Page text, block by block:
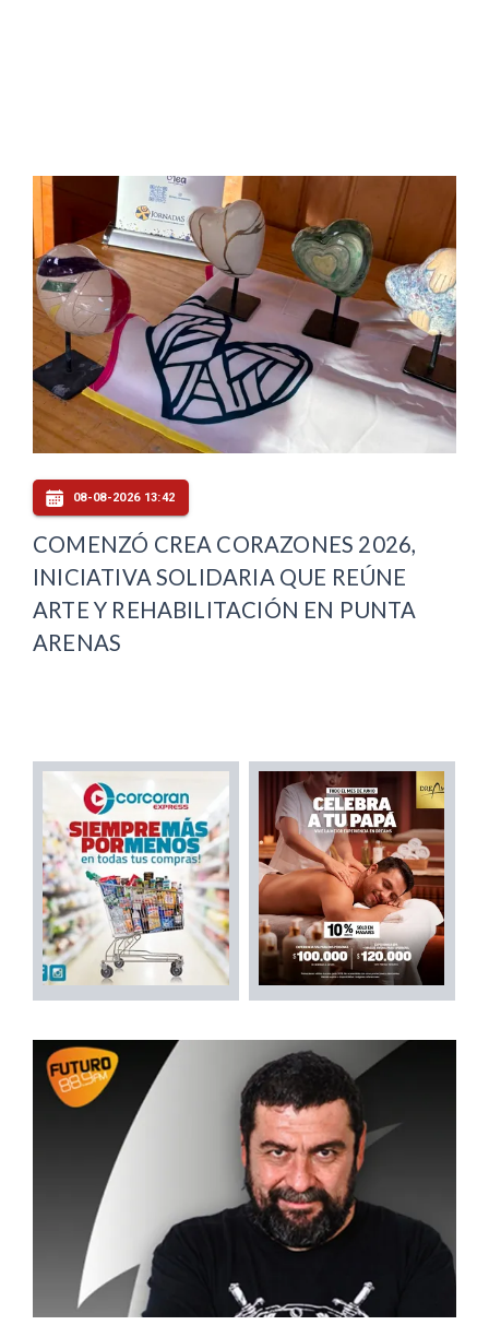
08-08-2026 13:42
COMENZÓ CREA CORAZONES 2026,
INICIATIVA SOLIDARIA QUE REÚNE
ARTE Y REHABILITACIÓN EN PUNTA
ARENAS